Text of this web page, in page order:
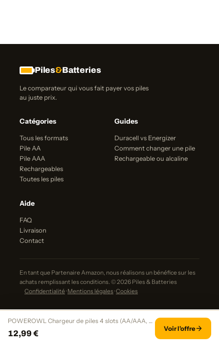
POWEROWL Chargeur de piles 4 slots (AA/AAA, charge rapide, USB)
12,99 €
Voir l'offre
Piles&Batteries
Le comparateur qui vous fait payer vos piles
au juste prix.
Catégories
Tous les formats
Pile AA
Pile AAA
Rechargeables
Toutes les piles
Guides
Duracell vs Energizer
Comment changer une pile
Rechargeable ou alcaline
Aide
FAQ
Livraison
Contact
En tant que Partenaire Amazon, nous réalisons un bénéfice sur les
achats remplissant les conditions. © 2026 Piles & Batteries
Confidentialité·Mentions légales·Cookies